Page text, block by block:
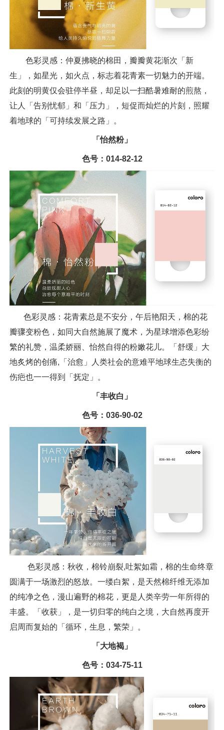
色彩灵感：仲夏拂晓的棉田，瓣瓣黄花渐次「新
生」，如星光，如火点，标志着花青素一切魅力的开端。
此刻的明黄仅会驻停半昼，却足以一扫酷暑难耐的煎熬，
让人「告别忧郁」和「压力」，短促而灿烂的片刻，照耀
着地球的「可持续发展之路」。
「怡然粉」
色号：014-82-12
色彩灵感：花青素总是不安分，午后艳阳天，棉的花
瓣骤变粉色，如同大自然施展了魔术，为星球增添色彩纷
繁的礼赞，温柔娇丽、怡然自得的粉嫩花儿。「舒缓」大
地炙烤的创痛,「治愈」人类社会的意难平地球生态失衡的
伤疤也一一得到「抚定」。
「丰收白」
色号：036-90-02
色彩灵感：秋收，棉铃崩裂,吐絮如霜，棉的生命终章
圆满于一场激烈的怒放。一缕白絮，是天然棉纤维无添加
的纯净之色，漫山遍野的棉花，更是人类辛劳一年所得的
丰盛。「收获」，是一切归零的纯白之境，大自然再度开
启周而复始的「循环，生息，繁荣」。
「大地褐」
色号：034-75-11